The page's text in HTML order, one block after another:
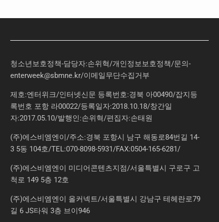
청소년보호정책-담당자:손위혁/개인정보보호정책/문의-
enterweek@sbmne.kr/이메일무단수집거부
제호:엔터위크/인터넷신문 등록번호:경북 아00490/잡지등
록번호 포항 라00022/등록일자:2018.10.18/창간일
자:2017.05.10/발행인:손위혁/편집자:손태원
(주)에스비엠엔이/주소:경북 포항시 남구 해동로84번길 14-
3 5동 104호/TEL:070-8098-5931/FAX:0504-165-6281/
(주)에스비엠엔이 미디어콘텐츠지점/서울특별시 구로구 고
척로 149 5층 12호
(주)에스비엠엔이 올커넥트/서울특별시 강남구 테헤란로79
길 6 JS타워 3층 브이946